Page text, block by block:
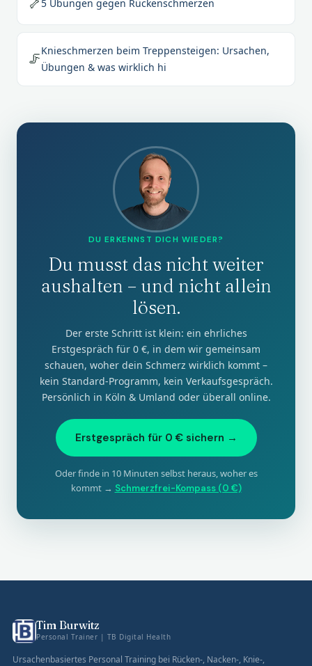
5 Übungen gegen Rückenschmerzen
🦵Knieschmerzen beim Treppensteigen: Ursachen,
Übungen & was wirklich hi
DU ERKENNST DICH WIEDER?
Du musst das nicht weiter
aushalten – und nicht allein
lösen.
Der erste Schritt ist klein: ein ehrliches
Erstgespräch für 0 €, in dem wir gemeinsam
schauen, woher dein Schmerz wirklich kommt –
kein Standard-Programm, kein Verkaufsgespräch.
Persönlich in Köln & Umland oder überall online.
Erstgespräch für 0 € sichern →
Oder finde in 10 Minuten selbst heraus, woher es
kommt → Schmerzfrei-Kompass (0 €)
Tim Burwitz
Personal Trainer | TB Digital Health
Ursachenbasiertes Personal Training bei Rücken-, Nacken-, Knie-,